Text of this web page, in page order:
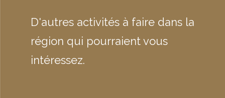
D'autres activités à faire dans la
région qui pourraient vous
intéressez.